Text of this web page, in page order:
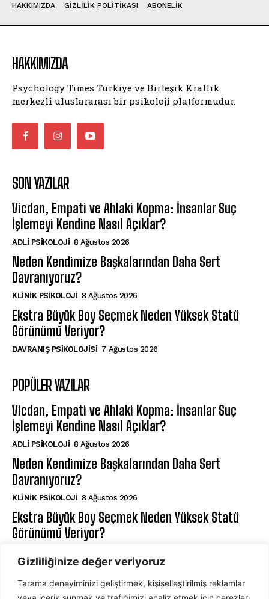
Gizliliğinize değer veriyoruz
Tarama deneyiminizi geliştirmek, kişiselleştirilmiş reklamlar
HAKKIMIZDA GIZLILIK POLITIKASI ABONELIK
HAKKIMIZDA
Psychology Times Türkiye ve Birleşik Krallık
merkezli uluslararası bir psikoloji platformudur.
SON YAZILAR
Vicdan, Empati ve Ahlaki Kopma: İnsanlar Suç
İşlemeyi Kendine Nasıl Açıklar?
ADLI PSIKOLOJI 8 Ağustos 2026
Neden Kendimize Başkalarından Daha Sert
Davranıyoruz?
KLINIK PSIKOLOJI 8 Ağustos 2026
Ekstra Büyük Boy Seçmek Neden Yüksek Statü
Görünümü Veriyor?
DAVRANIŞ PSIKOLOJISI 7 Ağustos 2026
POPÜLER YAZILAR
Vicdan, Empati ve Ahlaki Kopma: İnsanlar Suç
İşlemeyi Kendine Nasıl Açıklar?
ADLI PSIKOLOJI 8 Ağustos 2026
Neden Kendimize Başkalarından Daha Sert
Davranıyoruz?
KLINIK PSIKOLOJI 8 Ağustos 2026
Ekstra Büyük Boy Seçmek Neden Yüksek Statü
Görünümü Veriyor?
ABONE OL